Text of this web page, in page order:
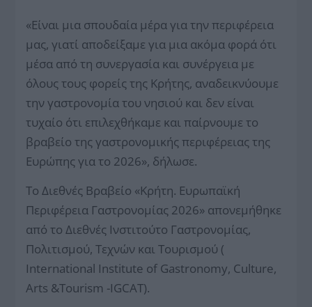
«Είναι μια σπουδαία μέρα για την περιφέρεια
μας, γιατί αποδείξαμε για μια ακόμα φορά ότι
μέσα από τη συνεργασία και συνέργεια με
όλους τους φορείς της Κρήτης, αναδεικνύουμε
την γαστρονομία του νησιού και δεν είναι
τυχαίο ότι επιλεχθήκαμε και παίρνουμε το
βραβείο της γαστρονομικής περιφέρειας της
Ευρώπης για το 2026», δήλωσε.
Το Διεθνές Βραβείο «Κρήτη. Ευρωπαϊκή
Περιφέρεια Γαστρονομίας 2026» απονεμήθηκε
από το Διεθνές Ινστιτούτο Γαστρονομίας,
Πολιτισμού, Τεχνών και Τουρισμού (
International Institute of Gastronomy, Culture,
Arts &Tourism -IGCAT).